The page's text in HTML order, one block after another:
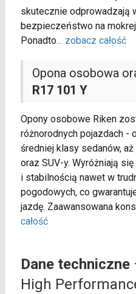
skutecznie odprowadzają
bezpieczeństwo na
Ponadto... zobacz całość
Opona osobowa
R17 101 Y
Opony osobowe Riken
różnorodnych pojazdach -
średniej klasy sedanów,
oraz SUV-y. Wyróżniają
i stabilnością nawet w
pogodowych, co
jazdę. Zaawansowana
całość
Dane techniczne
High